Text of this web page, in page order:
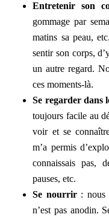
Entretenir son
gommage par
matins sa peau,
sentir son corps,
un autre regard.
ces moments-là.
Se regarder dans
toujours facile au
voir et se
m’a permis
connaissais pas,
pauses, etc.
Se nourrir: nous
n’est pas anodin.